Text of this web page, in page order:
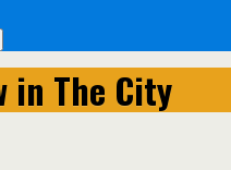
in The City